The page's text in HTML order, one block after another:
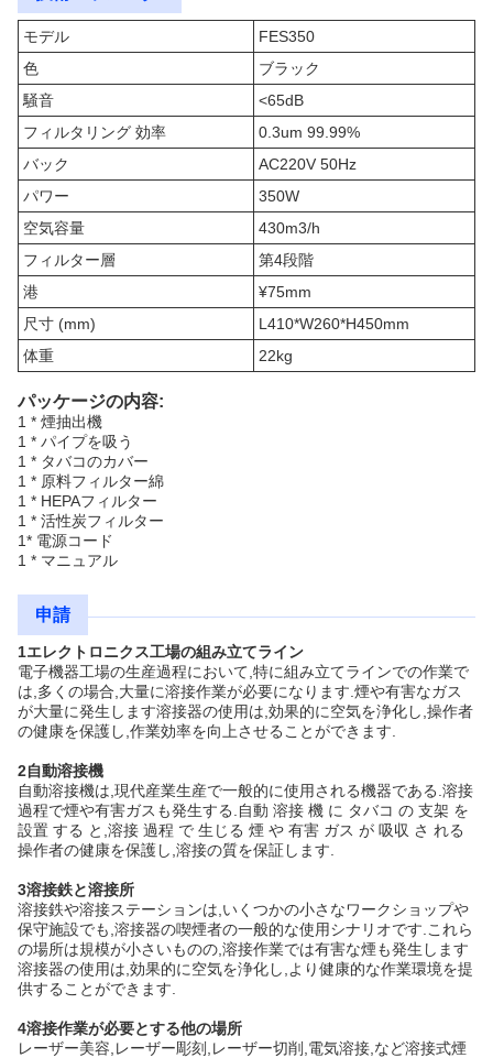
モデル
FES350
色
ブラック
騒音
<65dB
フィルタリング 効率
0.3um 99.99%
バック
AC220V 50Hz
パワー
350W
空気容量
430m3/h
フィルター層
第4段階
港
¥75mm
尺寸 (mm)
L410*W260*H450mm
体重
22kg
パッケージの内容:
1 * 煙抽出機
1 * パイプを吸う
1 * タバコのカバー
1 * 原料フィルター綿
1 * HEPAフィルター
1 * 活性炭フィルター
1* 電源コード
1 * マニュアル
申請
1エレクトロニクス工場の組み立てライン
電子機器工場の生産過程において,特に組み立てラインでの作業で
は,多くの場合,大量に溶接作業が必要になります.煙や有害なガス
が大量に発生します溶接器の使用は,効果的に空気を浄化し,操作者
の健康を保護し,作業効率を向上させることができます.
2自動溶接機
自動溶接機は,現代産業生産で一般的に使用される機器である.溶接
過程で煙や有害ガスも発生する.自動 溶接 機 に タバコ の 支架 を
設置 する と,溶接 過程 で 生じる 煙 や 有害 ガス が 吸収 さ れる
操作者の健康を保護し,溶接の質を保証します.
3溶接鉄と溶接所
溶接鉄や溶接ステーションは,いくつかの小さなワークショップや
保守施設でも,溶接器の喫煙者の一般的な使用シナリオです.これら
の場所は規模が小さいものの,溶接作業では有害な煙も発生します
溶接器の使用は,効果的に空気を浄化し,より健康的な作業環境を提
供することができます.
4溶接作業が必要とする他の場所
レーザー美容,レーザー彫刻,レーザー切削,電気溶接,など溶接式煙